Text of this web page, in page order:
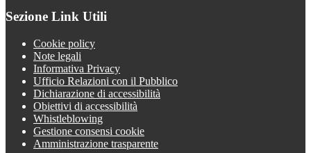
Sezione Link Utili
Cookie policy
Note legali
Informativa Privacy
Ufficio Relazioni con il Pubblico
Dichiarazione di accessibilità
Obiettivi di accessibilità
Whistleblowing
Gestione consensi cookie
Amministrazione trasparente